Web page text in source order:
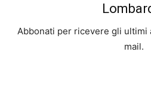
Abbonati per ricevere gli
mail.